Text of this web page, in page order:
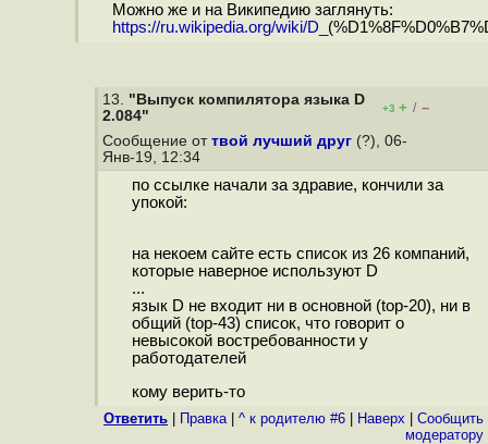
Можно же и на Википедию заглянуть:
https://ru.wikipedia.org/wiki/D_
13. "Выпуск компилятора языка D
2.084"
+3 + / –
Сообщение от твой лучший друг (?), 06-
Янв-19, 12:34
по ссылке начали за здравие, кончили за
упокой:
на некоем сайте есть список из 26 компаний,
которые наверное используют D
...
язык D не входит ни в основной (top-20), ни в
общий (top-43) список, что говорит о
невысокой востребованности у
работодателей
кому верить-то
Ответить Правка| ^ к родителю #6 Наверх
Cообщить
модератору